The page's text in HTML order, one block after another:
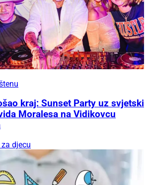
kraj: Sunset Party uz svjetski
Moralesa na Vidikovcu
djecu